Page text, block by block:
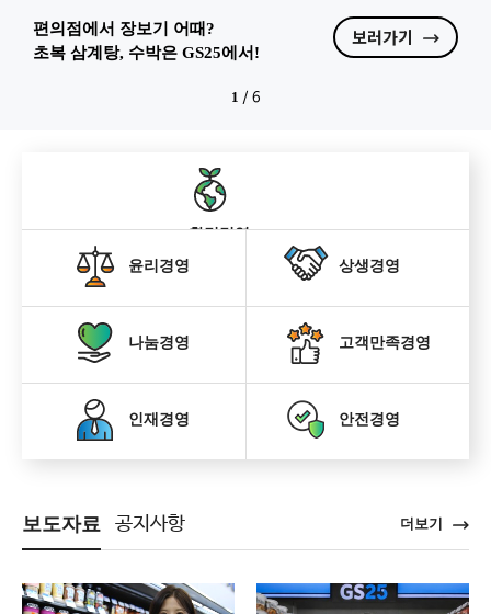
편의점에서 장보기 어때?
초복 삼계탕, 수박은 GS25에서!
보러가기
1 / 6
환경경영
윤리경영
상생경영
나눔경영 고객만족경영
인재경영 안전경영
보도자료 더보기
공지사항